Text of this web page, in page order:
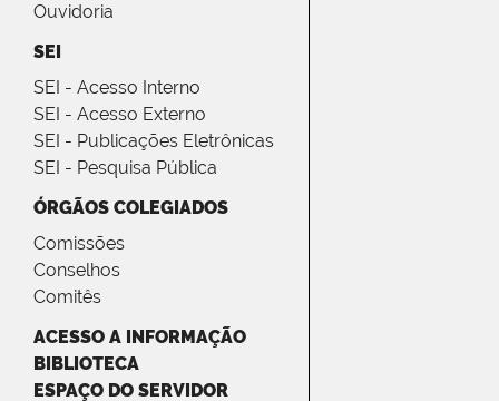
Ouvidoria
SEI
SEI - Acesso Interno
SEI - Acesso Externo
SEI - Publicações Eletrônicas
SEI - Pesquisa Pública
ÓRGÃOS COLEGIADOS
Comissões
Conselhos
Comitês
ACESSO A INFORMAÇÃO
BIBLIOTECA
ESPAÇO DO SERVIDOR